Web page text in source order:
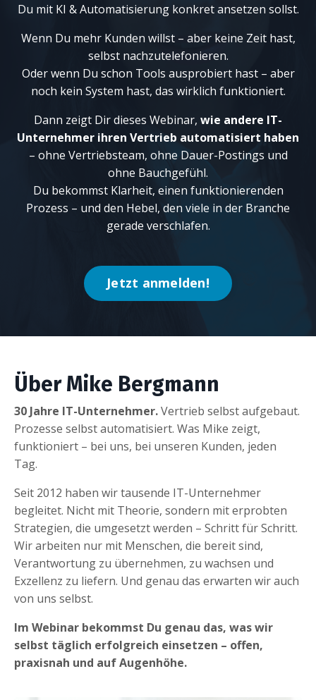
Du mit KI & Automatisierung konkret ansetzen sollst.
Wenn Du mehr Kunden willst – aber keine Zeit hast,
selbst nachzutelefonieren.
Oder wenn Du schon Tools ausprobiert hast – aber
noch kein System hast, das wirklich funktioniert.
Dann zeigt Dir dieses Webinar, wie andere IT-
Unternehmer ihren Vertrieb automatisiert haben
– ohne Vertriebsteam, ohne Dauer-Postings und
ohne Bauchgefühl.
Du bekommst Klarheit, einen funktionierenden
Prozess – und den Hebel, den viele in der Branche
gerade verschlafen.
Jetzt anmelden!
Über Mike Bergmann
30 Jahre IT-Unternehmer.Vertrieb selbst aufgebaut.
Prozesse selbst automatisiert. Was Mike zeigt,
funktioniert – bei uns, bei unseren Kunden, jeden
Tag.
Seit 2012 haben wir tausende IT-Unternehmer
begleitet. Nicht mit Theorie, sondern mit erprobten
Strategien, die umgesetzt werden – Schritt für Schritt.
Wir arbeiten nur mit Menschen, die bereit sind,
Verantwortung zu übernehmen, zu wachsen und
Exzellenz zu liefern. Und genau das erwarten wir auch
von uns selbst.
Im Webinar bekommst Du genau das, was wir
selbst täglich erfolgreich einsetzen – offen,
praxisnah und auf Augenhöhe.